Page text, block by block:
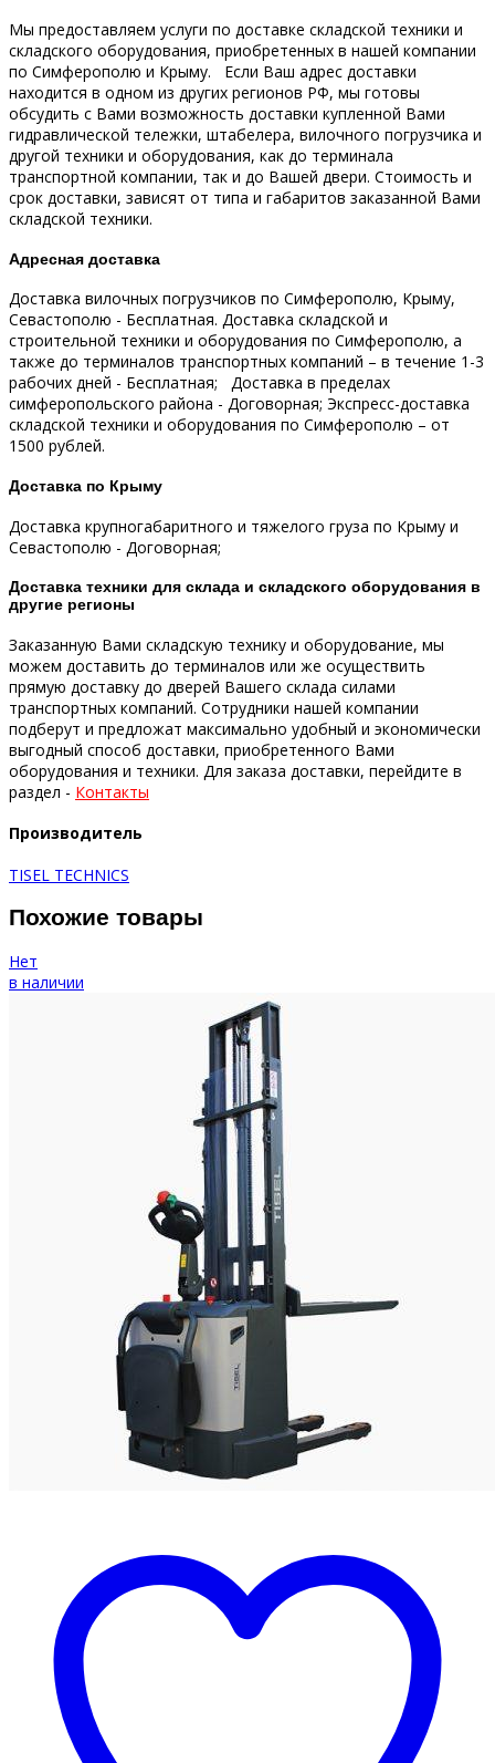
Мы предоставляем услуги по доставке складской техники и
складского оборудования, приобретенных в нашей компании
по Симферополю и Крыму.
Если Ваш адрес доставки
находится в одном из других регионов РФ, мы готовы
обсудить с Вами возможность доставки купленной Вами
гидравлической тележки, штабелера, вилочного погрузчика и
другой техники и оборудования, как до терминала
транспортной компании, так и до Вашей двери. Стоимость и
срок доставки, зависят от типа и габаритов заказанной Вами
складской техники.
Адресная доставка
Доставка вилочных погрузчиков по Симферополю, Крыму,
Севастополю - Бесплатная. Доставка складской и
строительной техники и оборудования по Симферополю, а
также до терминалов транспортных компаний – в течение 1-3
рабочих дней - Бесплатная; Доставка в пределах
симферопольского района - Договорная; Экспресс-доставка
складской техники и оборудования по Симферополю – от
1500 рублей.
Доставка по Крыму
Доставка крупногабаритного и тяжелого груза по Крыму и
Севастополю - Договорная;
Доставка техники для склада и складского оборудования в
другие регионы
Заказанную Вами складскую технику и оборудование, мы
можем доставить до терминалов или же осуществить
прямую доставку до дверей Вашего склада силами
транспортных компаний. Сотрудники нашей компании
подберут и предложат максимально удобный и экономически
выгодный способ доставки, приобретенного Вами
оборудования и техники. Для заказа доставки, перейдите в
раздел - Контакты
Производитель
TISEL TECHNICS
Похожие товары
Нет
в наличии